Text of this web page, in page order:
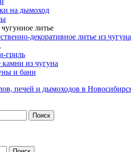
на дымоход
литье
декоративное литье из чугуна
гриль
из чугуна
и бани
Поиск